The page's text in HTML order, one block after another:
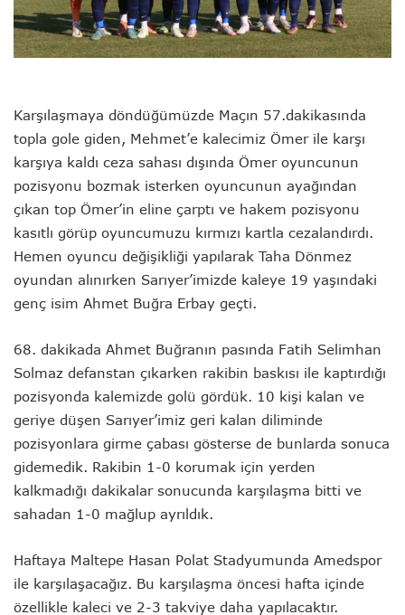
Karşılaşmaya döndüğümüzde Maçın 57.dakikasında
topla gole giden, Mehmet’e kalecimiz Ömer ile karşı
karşıya kaldı ceza sahası dışında Ömer oyuncunun
pozisyonu bozmak isterken oyuncunun ayağından
çıkan top Ömer’in eline çarptı ve hakem pozisyonu
kasıtlı görüp oyuncumuzu kırmızı kartla cezalandırdı.
Hemen oyuncu değişikliği yapılarak Taha Dönmez
oyundan alınırken Sarıyer’imizde kaleye 19 yaşındaki
genç isim Ahmet Buğra Erbay geçti.
68. dakikada Ahmet Buğranın pasında Fatih Selimhan
Solmaz defanstan çıkarken rakibin baskısı ile kaptırdığı
pozisyonda kalemizde golü gördük. 10 kişi kalan ve
geriye düşen Sarıyer’imiz geri kalan diliminde
pozisyonlara girme çabası gösterse de bunlarda sonuca
gidemedik. Rakibin 1-0 korumak için yerden
kalkmadığı dakikalar sonucunda karşılaşma bitti ve
sahadan 1-0 mağlup ayrıldık.
Haftaya Maltepe Hasan Polat Stadyumunda Amedspor
ile karşılaşacağız. Bu karşılaşma öncesi hafta içinde
özellikle kaleci ve 2-3 takviye daha yapılacaktır.